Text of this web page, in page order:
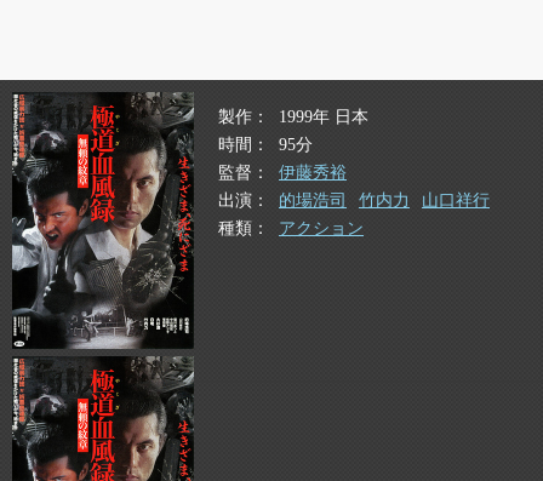
製作
1999年 日本
時間
95分
監督
伊藤秀裕
出演
的場浩司 竹内力
山口祥行
種類
アクション